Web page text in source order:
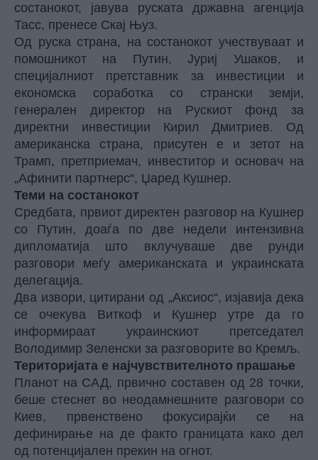
состанокот, јавува руската државна агенција
Тасс, пренесе Скај Њуз.
Од руска страна, на состанокот учествуваат и
помошникот на Путин, Јуриј Ушаков, и
специјалниот претставник за инвестиции и
економска соработка со странски земји,
генерален директор на Рускиот фонд за
директни инвестиции Кирил Дмитриев. Од
американска страна, присутен е и зетот на
Трамп, претприемач, инвеститор и основач на
„Афинити партнерс“, Џаред Кушнер.
Теми на состанокот
Средбата, првиот директен разговор на Кушнер
со Путин, доаѓа по две недели интензивна
дипломатија што вклучуваше две рунди
разговори меѓу американската и украинската
делегација.
Два извори, цитирани од „Аксиос“, изјавија дека
се очекува Виткоф и Кушнер утре да го
информираат украинскиот претседател
Володимир Зеленски за разговорите во Кремљ.
Територијата е најчувствителното прашање
Планот на САД, првично составен од 28 точки,
беше стеснет во неодамнешните разговори со
Киев, првенствено фокусирајќи се на
дефинирање на де факто границата како дел
од потенцијален прекин на огнот.